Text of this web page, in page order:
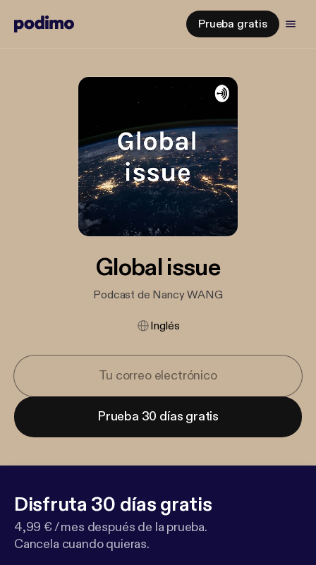
Prueba gratis
Global issue
Podcast de Nancy WANG
Inglés
Prueba 30 días gratis
Disfruta 30 días gratis
4,99 € / mes después de la prueba.
Cancela cuando quieras.